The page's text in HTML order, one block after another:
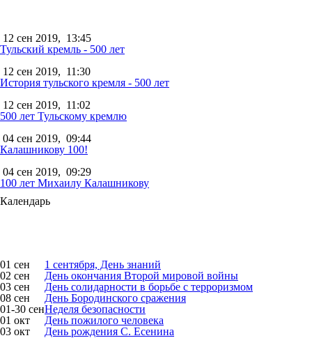
12 сен 2019, 13:45
Тульский кремль - 500 лет
12 сен 2019, 11:30
История тульского кремля - 500 лет
12 сен 2019, 11:02
500 лет Тульскому кремлю
04 сен 2019, 09:44
Калашникову 100!
04 сен 2019, 09:29
100 лет Михаилу Калашникову
Календарь
01 сен
1 сентября, День знаний
02 сен
День окончания Второй мировой войны
03 сен
День солидарности в борьбе с терроризмом
08 сен
День Бородинского сражения
01-30 сенНеделя безопасности
01 окт
День пожилого человека
03 окт
День рождения С. Есенина